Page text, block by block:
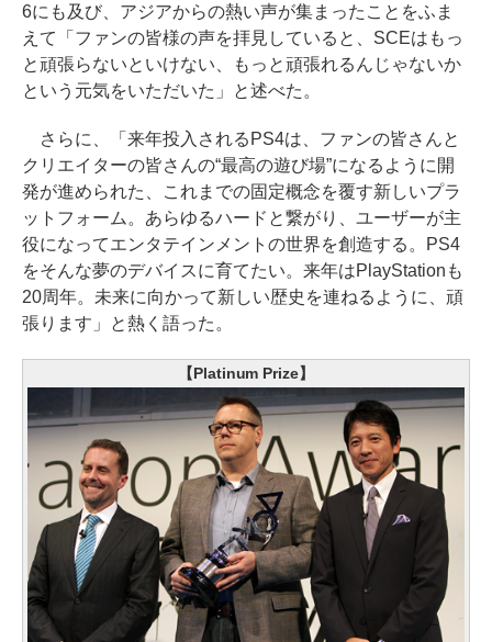
6にも及び、アジアからの熱い声が集まったことをふま
えて「ファンの皆様の声を拝見していると、SCEはもっ
と頑張らないといけない、もっと頑張れるんじゃないか
という元気をいただいた」と述べた。
さらに、「来年投入されるPS4は、ファンの皆さんと
クリエイターの皆さんの“最高の遊び場”になるように開
発が進められた、これまでの固定概念を覆す新しいプラ
ットフォーム。あらゆるハードと繋がり、ユーザーが主
役になってエンタテインメントの世界を創造する。PS4
をそんな夢のデバイスに育てたい。来年はPlayStationも
20周年。未来に向かって新しい歴史を連ねるように、頑
張ります」と熱く語った。
【Platinum Prize】